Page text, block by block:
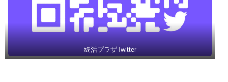
終活プラザTwitter